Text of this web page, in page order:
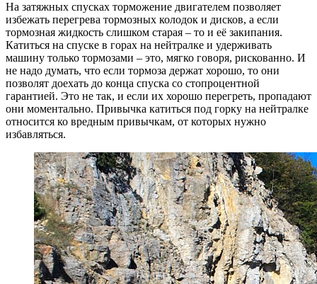
На затяжных спусках торможение двигателем позволяет
избежать перегрева тормозных колодок и дисков, а если
тормозная жидкость слишком старая – то и её закипания.
Катиться на спуске в горах на нейтралке и удерживать
машину только тормозами – это, мягко говоря, рискованно. И
не надо думать, что если тормоза держат хорошо, то они
позволят доехать до конца спуска со стопроцентной
гарантией. Это не так, и если их хорошо перегреть, пропадают
они моментально. Привычка катиться под горку на нейтралке
относится ко вредным привычкам, от которых нужно
избавляться.